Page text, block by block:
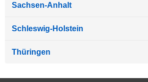
Sachsen-Anhalt
Schleswig-Holstein
Thüringen